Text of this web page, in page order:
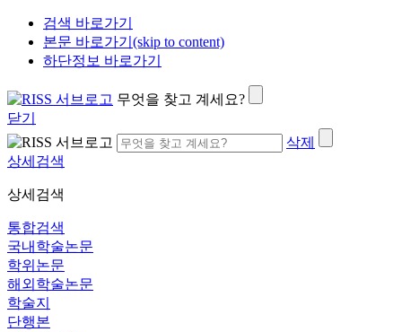
검색 바로가기
본문 바로가기(skip to content)
하단정보 바로가기
무엇을 찾고 계세요?
닫기
삭제
상세검색
상세검색
통합검색
국내학술논문
학위논문
해외학술논문
학술지
단행본